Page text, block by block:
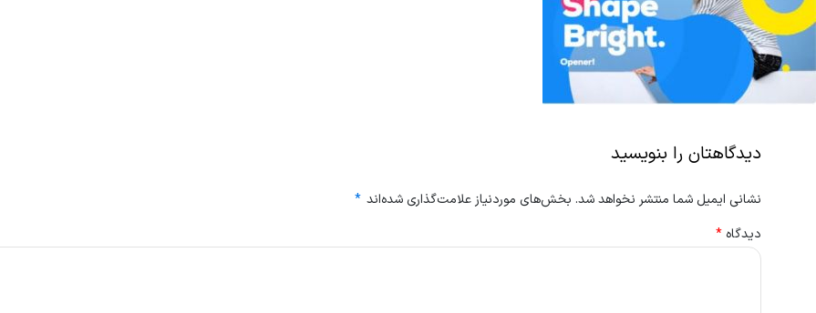
دیدگاهتان را بنویسید
نشانی ایمیل شما منتشر نخواهد شد. بخش‌های موردنیاز علامت‌گذاری شده‌اند *
دیدگاه*